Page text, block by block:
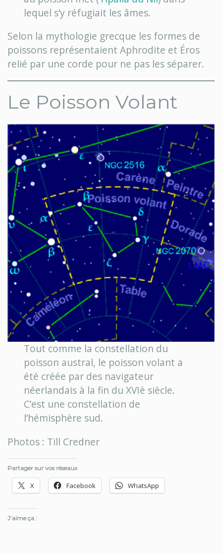
lequel s’y réfugiait les âmes.
Selon la mythologie grecque les formes de
poissons représentaient Aphrodite et Éros
relié par une corde pour ne pas les séparer.
Le Poisson Volant
Tout comme la constellation du
poisson austral, le poisson volant a
été créée par des navigateur
néerlandais à la fin du XVIè siècle.
C’est une constellation de
l’hémisphère sud.
Photos : Till Credner
Partager sur vos réseaux
X Facebook WhatsApp
J’aime ça :